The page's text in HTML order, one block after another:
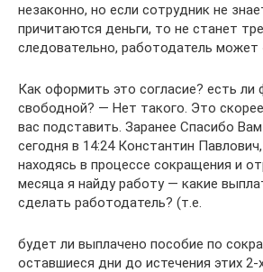
незаконно, но если сотрудник не
причитаются деньги, то не станет
следовательно, работодатель может
Как оформить это согласие? есть
свободной? — Нет такого. Это
вас подставить. Заранее Спасибо
сегодня в 14:24 Константин
находясь в процессе сокращения и
месяца я найду работу — какие
сделать работодатель? (т.е.
будет ли выплачено пособие по
оставшиеся дни до истечения этих 2-